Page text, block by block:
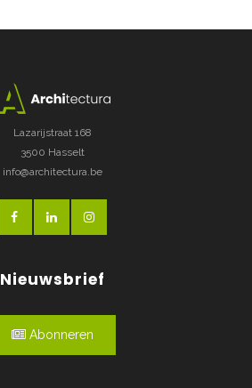
Lazarijstraat 168
3500 Hasselt
info@architectura.be
Nieuwsbrief
Abonneren